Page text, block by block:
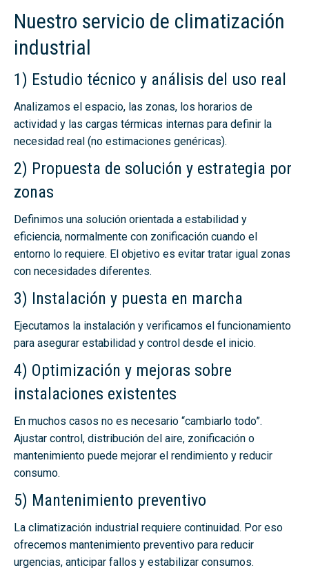
Nuestro servicio de climatización
industrial
1) Estudio técnico y análisis del uso real
Analizamos el espacio, las zonas, los horarios de
actividad y las cargas térmicas internas para definir la
necesidad real (no estimaciones genéricas).
2) Propuesta de solución y estrategia por
zonas
Definimos una solución orientada a estabilidad y
eficiencia, normalmente con zonificación cuando el
entorno lo requiere. El objetivo es evitar tratar igual zonas
con necesidades diferentes.
3) Instalación y puesta en marcha
Ejecutamos la instalación y verificamos el funcionamiento
para asegurar estabilidad y control desde el inicio.
4) Optimización y mejoras sobre
instalaciones existentes
En muchos casos no es necesario “cambiarlo todo”.
Ajustar control, distribución del aire, zonificación o
mantenimiento puede mejorar el rendimiento y reducir
consumo.
5) Mantenimiento preventivo
La climatización industrial requiere continuidad. Por eso
ofrecemos mantenimiento preventivo para reducir
urgencias, anticipar fallos y estabilizar consumos.